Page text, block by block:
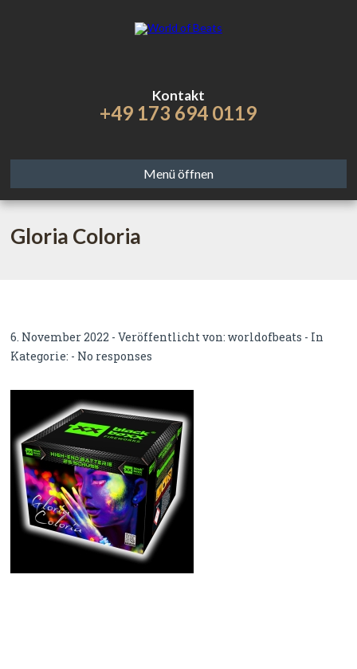
Kontakt
+49 173 694 0119
Menü öffnen
Gloria Coloria
6. November 2022 - Veröffentlicht von:worldofbeats - In
Kategorie: - No responses